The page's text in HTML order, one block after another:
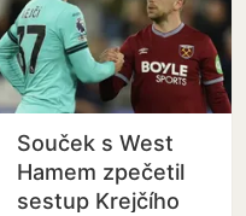
Souček s West
Hamem zpečetil
sestup Krejčího